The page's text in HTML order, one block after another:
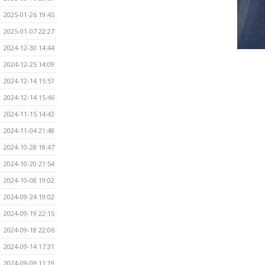
2025-01-26 19:45
2025-01-07 22:27
2024-12-30 14:44
2024-12-25 14:09
2024-12-14 15:51
2024-12-14 15:46
2024-11-15 14:43
2024-11-04 21:48
2024-10-28 18:47
2024-10-20 21:54
2024-10-08 19:02
2024-09-24 19:02
2024-09-19 22:15
2024-09-18 22:06
2024-09-14 17:31
2024-09-09 11:19